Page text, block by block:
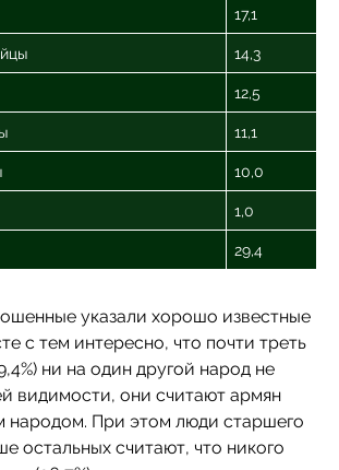
17,1
14,3
12,5
11,1
10,0
1,0
29,4
указали хорошо известные
с тем интересно, что почти треть
ни на один другой народ не
видимости, они считают армян
народом. При этом люди старшего
остальных считают, что никого